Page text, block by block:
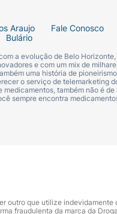
Araujo
Fale Conosco
Bulário
a evolução de Belo Horizonte,
e com um mix de
uma história de
o serviço de telemarketing
medicamentos, também não é de
sempre encontra
outro que utilize indevidamente
fraudulenta da marca da